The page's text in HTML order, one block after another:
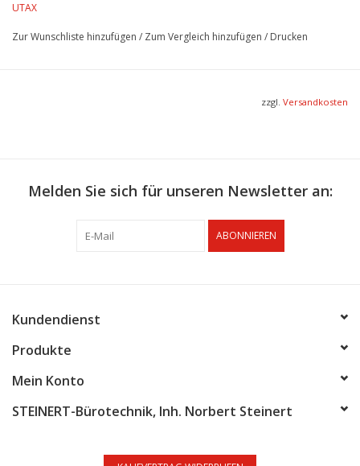
UTAX
Zur Wunschliste hinzufügen / Zum Vergleich hinzufügen / Drucken
zzgl. Versandkosten
Melden Sie sich für unseren Newsletter an:
ABONNIEREN
Kundendienst
Produkte
Mein Konto
STEINERT-Bürotechnik, Inh. Norbert Steinert